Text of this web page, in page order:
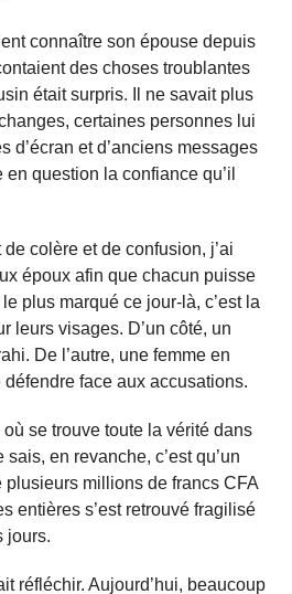
connaître son épouse depuis
des choses troublantes
était surpris. Il ne savait plus
certaines personnes lui
d’écran et d’anciens messages
question la confiance qu’il
de colère et de confusion, j’ai
époux afin que chacun puisse
plus marqué ce jour-là, c’est la
leurs visages. D’un côté, un
De l’autre, une femme en
défendre face aux accusations.
se trouve toute la vérité dans
en revanche, c’est qu’un
plusieurs millions de francs CFA
entières s’est retrouvé fragilisé
jours.
réfléchir. Aujourd’hui, beaucoup